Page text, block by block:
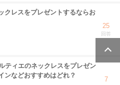
クレスをプレゼントするならお
25
回答
ティエのネックレスをプレゼン
ンなどおすすめはどれ？
7